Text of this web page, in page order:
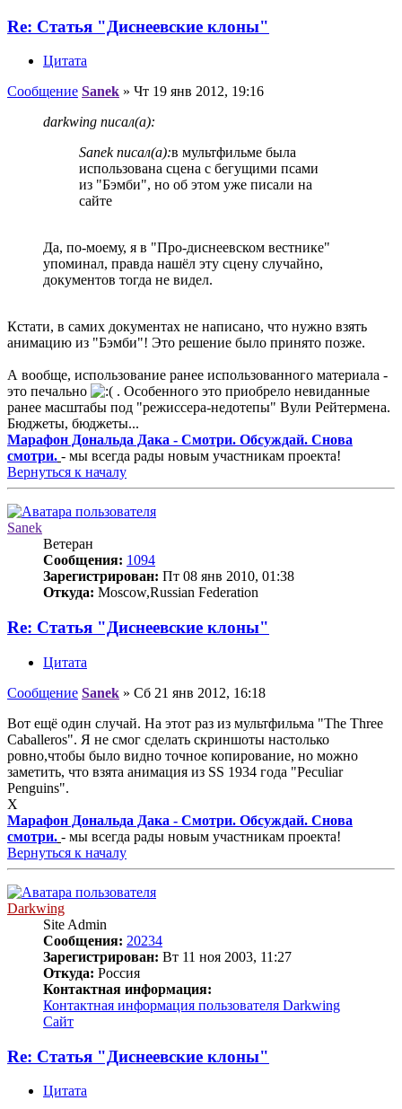
Re: Статья "Диснеевские клоны"
Цитата
Сообщение Sanek » Чт 19 янв 2012, 19:16
darkwing писал(а):
Sanek писал(а):в мультфильме была
использована сцена с бегущими псами
из "Бэмби", но об этом уже писали на
сайте
Да, по-моему, я в "Про-диснеевском вестнике"
упоминал, правда нашёл эту сцену случайно,
документов тогда не видел.
Кстати, в самих документах не написано, что нужно взять
анимацию из "Бэмби"! Это решение было принято позже.
А вообще, использование ранее использованного материала -
это печально
. Особенного это приобрело невиданные
ранее масштабы под "режиссера-недотепы" Вули Рейтермена.
Бюджеты, бюджеты...
Марафон Дональда Дака - Смотри. Обсуждай. Снова
смотри. - мы всегда рады новым участникам проекта!
Вернуться к началу
Sanek
Ветеран
Сообщения: 1094
Зарегистрирован: Пт 08 янв 2010, 01:38
Откуда: Moscow,Russian Federation
Re: Статья "Диснеевские клоны"
Цитата
Сообщение Sanek » Сб 21 янв 2012, 16:18
Вот ещё один случай. На этот раз из мультфильма "The Three
Caballeros". Я не смог сделать скриншоты настолько
ровно,чтобы было видно точное копирование, но можно
заметить, что взята анимация из SS 1934 года "Peculiar
Penguins".
X
Марафон Дональда Дака - Смотри. Обсуждай. Снова
смотри. - мы всегда рады новым участникам проекта!
Вернуться к началу
Darkwing
Site Admin
Сообщения: 20234
Зарегистрирован: Вт 11 ноя 2003, 11:27
Откуда: Россия
Контактная информация:
Контактная информация пользователя Darkwing
Сайт
Re: Статья "Диснеевские клоны"
Цитата